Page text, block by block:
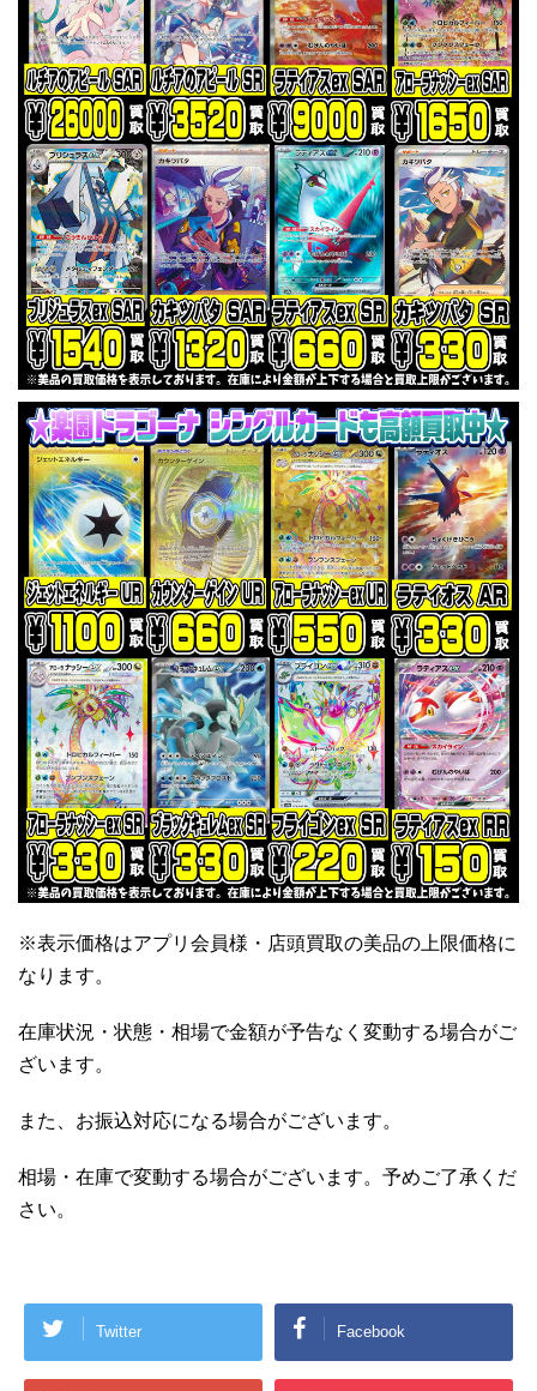
※表示価格はアプリ会員様・店頭買取の美品の上限価格に
なります。
在庫状況・状態・相場で金額が予告なく変動する場合がご
ざいます。
また、お振込対応になる場合がございます。
相場・在庫で変動する場合がございます。予めご了承くだ
さい。
Twitter Facebook